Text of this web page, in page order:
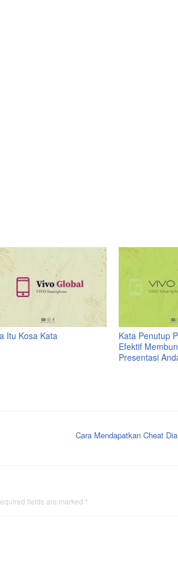
Itu Kosa Kata
Kata Penutup
Efektif
Presentasi
Cara Mendapatkan Cheat
fields are marked *